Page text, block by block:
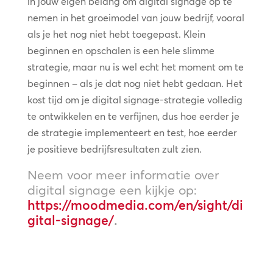
nemen in het groeimodel van jouw bedrijf, vooral
als je het nog niet hebt toegepast. Klein
beginnen en opschalen is een hele slimme
strategie, maar nu is wel echt het moment om te
beginnen – als je dat nog niet hebt gedaan. Het
kost tijd om je digital signage-strategie volledig
te ontwikkelen en te verfijnen, dus hoe eerder je
de strategie implementeert en test, hoe eerder
je positieve bedrijfsresultaten zult zien.
Neem voor meer informatie over
digital signage een kijkje op:
https://moodmedia.com/en/sight/di
gital-signage/.